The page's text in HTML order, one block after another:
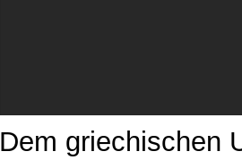
Dem griechischen